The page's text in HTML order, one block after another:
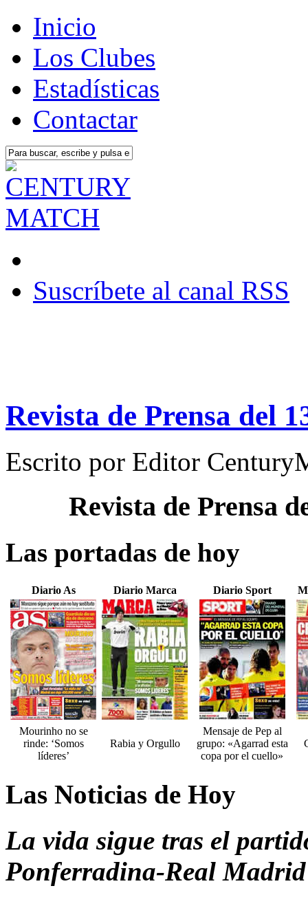
Inicio
Los Clubes
Estadísticas
Contactar
Suscríbete al canal RSS
Revista de Prensa del
Escrito por Editor
Revista de Prensa
Las portadas de hoy
Diario As Diario Marca Diario Sport
Mourinho no se
rinde: ‘Somos
líderes’
Rabia y Orgullo
Mensaje de Pep al
grupo: «Agarrad esta
copa por el cuello»
Las Noticias de Hoy
La vida sigue tras el
Ponferradina-Real